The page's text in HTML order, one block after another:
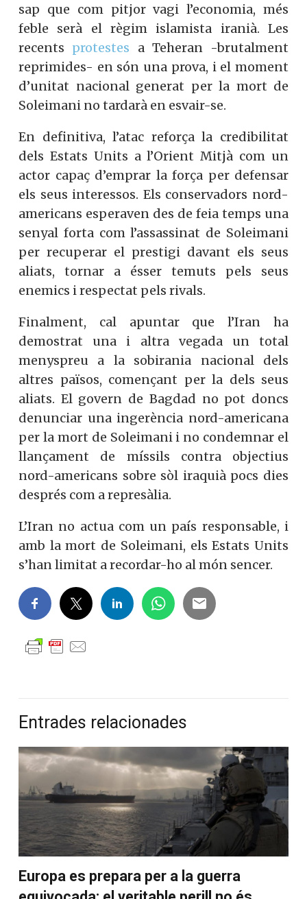
sap que com pitjor vagi l’economia, més
feble serà el règim islamista iranià. Les
recents protestes a Teheran -brutalment
reprimides- en són una prova, i el moment
d’unitat nacional generat per la mort de
Soleimani no tardarà en esvair-se.
En definitiva, l’atac reforça la credibilitat
dels Estats Units a l’Orient Mitjà com un
actor capaç d’emprar la força per defensar
els seus interessos. Els conservadors nord-
americans esperaven des de feia temps una
senyal forta com l’assassinat de Soleimani
per recuperar el prestigi davant els seus
aliats, tornar a ésser temuts pels seus
enemics i respectat pels rivals.
Finalment, cal apuntar que l’Iran ha
demostrat una i altra vegada un total
menyspreu a la sobirania nacional dels
altres països, començant per la dels seus
aliats. El govern de Bagdad no pot doncs
denunciar una ingerència nord-americana
per la mort de Soleimani i no condemnar el
llançament de míssils contra objectius
nord-americans sobre sòl iraquià pocs dies
després com a represàlia.
L’Iran no actua com un país responsable, i
amb la mort de Soleimani, els Estats Units
s’han limitat a recordar-ho al món sencer.
Entrades relacionades
Europa es prepara per a la guerra